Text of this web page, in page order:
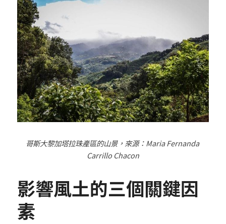
哥斯大黎加塔拉珠產區的山景，來源：Maria Fernanda
Carrillo Chacon
影響風土的三個關鍵因
素